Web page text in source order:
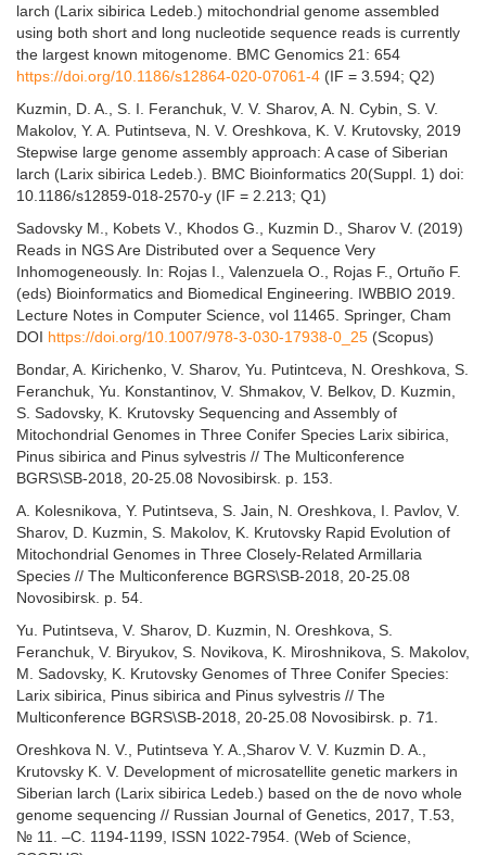
larch (Larix sibirica Ledeb.) mitochondrial genome assembled
using both short and long nucleotide sequence reads is currently
the largest known mitogenome. BMC Genomics 21: 654
https://doi.org/10.1186/s12864-020-07061-4 (IF = 3.594; Q2)
Kuzmin, D. A., S. I. Feranchuk, V. V. Sharov, A. N. Cybin, S. V.
Makolov, Y. A. Putintseva, N. V. Oreshkova, K. V. Krutovsky, 2019
Stepwise large genome assembly approach: A case of Siberian
larch (Larix sibirica Ledeb.). BMC Bioinformatics 20(Suppl. 1) doi:
10.1186/s12859-018-2570-y (IF = 2.213; Q1)
Sadovsky M., Kobets V., Khodos G., Kuzmin D., Sharov V. (2019)
Reads in NGS Are Distributed over a Sequence Very
Inhomogeneously. In: Rojas I., Valenzuela O., Rojas F., Ortuño F.
(eds) Bioinformatics and Biomedical Engineering. IWBBIO 2019.
Lecture Notes in Computer Science, vol 11465. Springer, Cham
DOI https://doi.org/10.1007/978-3-030-17938-0_25 (Scopus)
Bondar, A. Kirichenko, V. Sharov, Yu. Putintceva, N. Oreshkova, S.
Feranchuk, Yu. Konstantinov, V. Shmakov, V. Belkov, D. Kuzmin,
S. Sadovsky, K. Krutovsky Sequencing and Assembly of
Mitochondrial Genomes in Three Conifer Species Larix sibirica,
Pinus sibirica and Pinus sylvestris // The Multiconference
BGRS\SB-2018, 20-25.08 Novosibirsk. p. 153.
A. Kolesnikova, Y. Putintseva, S. Jain, N. Oreshkova, I. Pavlov, V.
Sharov, D. Kuzmin, S. Makolov, K. Krutovsky Rapid Evolution of
Mitochondrial Genomes in Three Closely-Related Armillaria
Species // The Multiconference BGRS\SB-2018, 20-25.08
Novosibirsk. p. 54.
Yu. Putintseva, V. Sharov, D. Kuzmin, N. Oreshkova, S.
Feranchuk, V. Biryukov, S. Novikova, K. Miroshnikova, S. Makolov,
M. Sadovsky, K. Krutovsky Genomes of Three Conifer Species:
Larix sibirica, Pinus sibirica and Pinus sylvestris // The
Multiconference BGRS\SB-2018, 20-25.08 Novosibirsk. p. 71.
Oreshkova N. V., Putintseva Y. A.,Sharov V. V. Kuzmin D. A.,
Krutovsky K. V. Development of microsatellite genetic markers in
Siberian larch (Larix sibirica Ledeb.) based on the de novo whole
genome sequencing // Russian Journal of Genetics, 2017, Т .53,
№ 11. –С . 1194-1199, ISSN 1022-7954. (Web of Science,